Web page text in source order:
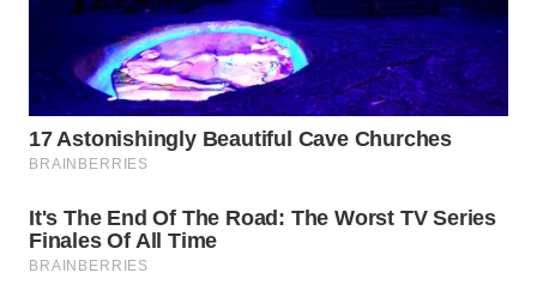
DAIRI
WN
DANAU
TOBA
NIAS